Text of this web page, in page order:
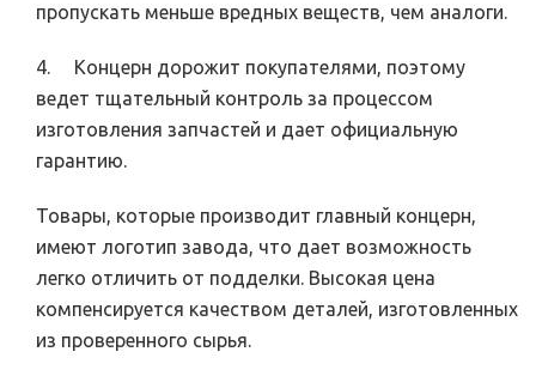
пропускать меньше вредных веществ, чем аналоги.
4. Концерн дорожит покупателями, поэтому
ведет тщательный контроль за процессом
изготовления запчастей и дает официальную
гарантию.
Товары, которые производит главный концерн,
имеют логотип завода, что дает возможность
легко отличить от подделки. Высокая цена
компенсируется качеством деталей, изготовленных
из проверенного сырья.